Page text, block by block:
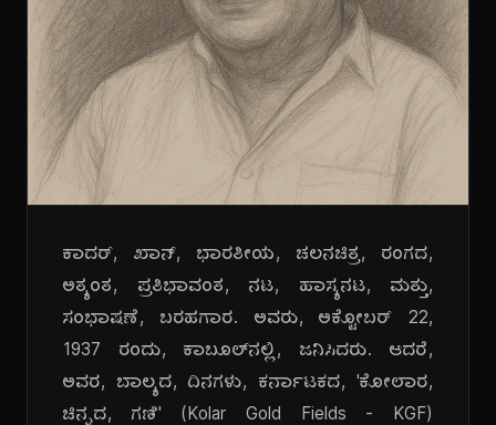
ಕಾದರ್, ಖಾನ್, ಭಾರತೀಯ, ಚಲನಚಿತ್ರ, ರಂಗದ,
ಅತ್ಯಂತ, ಪ್ರತಿಭಾವಂತ, ನಟ, ಹಾಸ್ಯನಟ, ಮತ್ತು,
ಸಂಭಾಷಣೆ, ಬರಹಗಾರ. ಅವರು, ಅಕ್ಟೋಬರ್ 22,
1937 ರಂದು, ಕಾಬೂಲ್‌ನಲ್ಲಿ, ಜನಿಸಿದರು. ಆದರೆ,
ಅವರ, ಬಾಲ್ಯದ, ದಿನಗಳು, ಕರ್ನಾಟಕದ, 'ಕೋಲಾರ,
ಚಿನ್ನದ, ಗಣಿ' (Kolar Gold Fields - KGF)